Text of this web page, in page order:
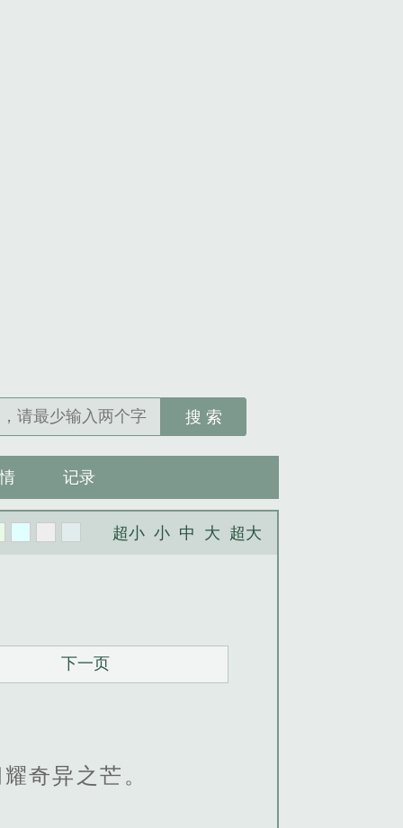
搜 索
记录
超小 小 中 大 超大
下一页
奇异之芒。